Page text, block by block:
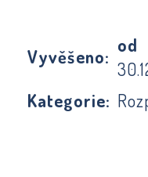
Vyvěšeno:
od
Kategorie: